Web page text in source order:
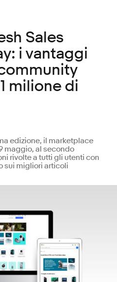
Sales
i vantaggi
milione di
edizione, il marketplace
maggio, al secondo
rivolte a tutti gli utenti con
sui migliori articoli